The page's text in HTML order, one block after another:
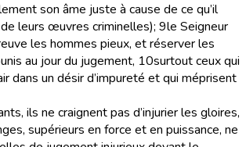
son âme juste à cause de ce qu’il
leurs œuvres criminelles); 9le Seigneur
les hommes pieux, et réserver les
au jour du jugement, 10surtout ceux qui
dans un désir d’impureté et qui méprisent
ils ne craignent pas d’injurier les gloires,
supérieurs en force et en puissance, ne